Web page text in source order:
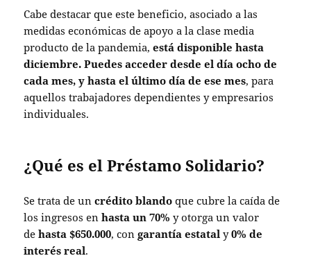
Cabe destacar que este beneficio, asociado a las
medidas económicas de apoyo a la clase media
producto de la pandemia, está disponible hasta
diciembre. Puedes acceder desde el día ocho de
cada mes, y hasta el último día de ese mes, para
aquellos trabajadores dependientes y empresarios
individuales.
¿Qué es el Préstamo Solidario?
Se trata de uncrédito blando que cubre la caída de
los ingresos enhasta un 70% y otorga un valor
dehasta $650.000, congarantía estatal y0% de
interés real.